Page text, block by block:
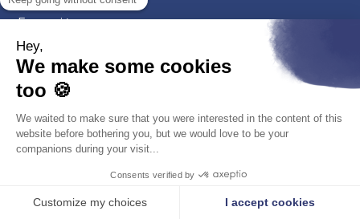
Formación
Recursos
Pequeños consejos
Reseñas
Quiénes somos
Últimas novedades